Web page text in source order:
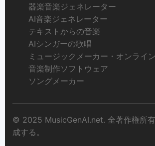
器楽音楽ジェネレーター
AI音楽ジェネレーター
テキストからの音楽
AIシンガーの歌唱
ミュージックメーカー・オンライン
音楽制作ソフトウェア
ソングメーカー
© 2025 MusicGenAI.net. 全著作権所
成する。